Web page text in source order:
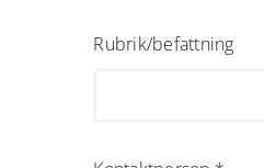
Rubrik/befattning